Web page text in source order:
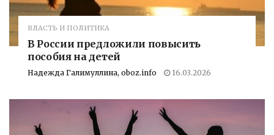
ВЛАСТЬ И ПОЛИТИКА
В России предложили повысить
пособия на детей
Надежда Галимуллина, oboz.info 16.03.2026